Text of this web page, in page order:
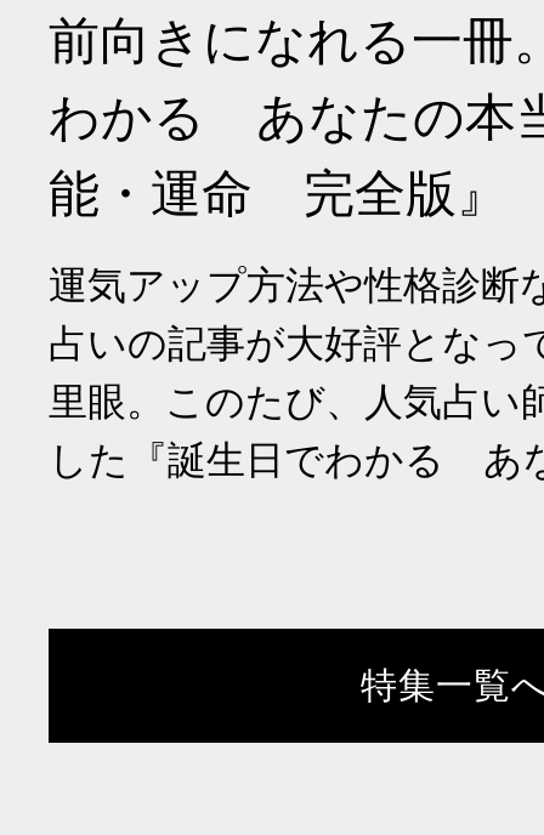
前向きになれる一冊
わかる あなたの本
能・運命 完全版』
運気アップ方法や性格診断
占いの記事が大好評となっ
里眼。このたび、人気占い
した『誕生日でわかる あ
特集一覧